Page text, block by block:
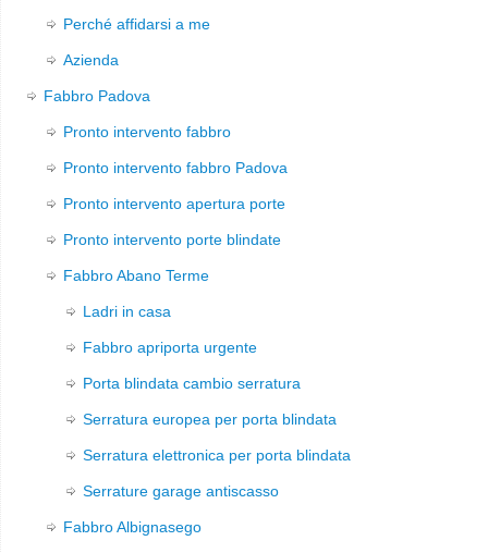
Perché affidarsi a me
Azienda
Fabbro Padova
Pronto intervento fabbro
Pronto intervento fabbro Padova
Pronto intervento apertura porte
Pronto intervento porte blindate
Fabbro Abano Terme
Ladri in casa
Fabbro apriporta urgente
Porta blindata cambio serratura
Serratura europea per porta blindata
Serratura elettronica per porta blindata
Serrature garage antiscasso
Fabbro Albignasego